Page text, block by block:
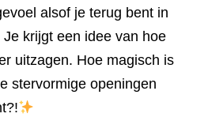
alsof je terug bent in
krijgt een idee van hoe
uitzagen. Hoe magisch is
stervormige openingen